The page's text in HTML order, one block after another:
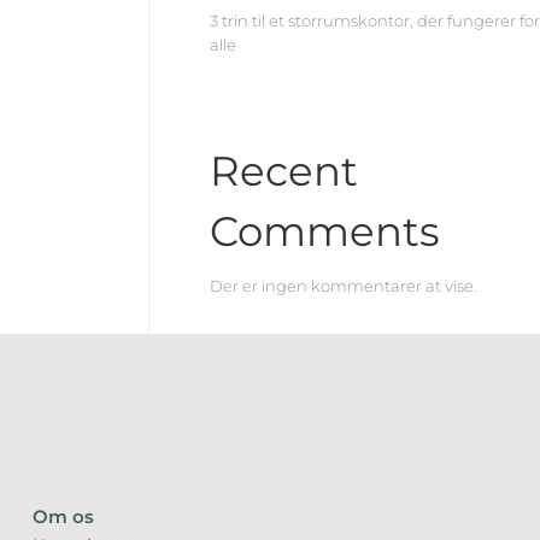
3 trin til et storrumskontor, der fungerer for
alle
Recent
Comments
Der er ingen kommentarer at vise.
Om os